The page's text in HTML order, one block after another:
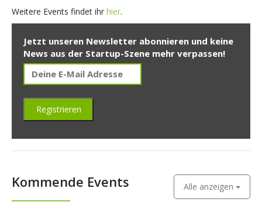
Weitere Events findet ihr hier.
Jetzt unseren Newsletter abonnieren und keine
News aus der Startup-Szene mehr verpassen!
Kommende Events Alle anzeigen